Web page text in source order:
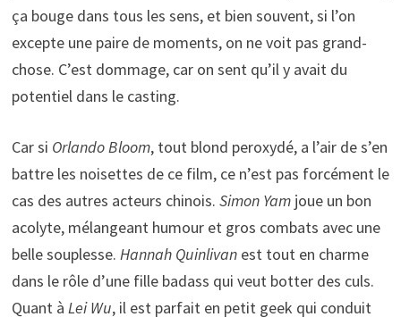
ça bouge dans tous les sens, et bien souvent, si l’on
excepte une paire de moments, on ne voit pas grand-
chose. C’est dommage, car on sent qu’il y avait du
potentiel dans le casting.
Car si Orlando Bloom, tout blond peroxydé, a l’air de s’en
battre les noisettes de ce film, ce n’est pas forcément le
cas des autres acteurs chinois. Simon Yamjoue un bon
acolyte, mélangeant humour et gros combats avec une
belle souplesse. Hannah Quinlivanest tout en charme
dans le rôle d’une fille badass qui veut botter des culs.
Quant à Lei Wu, il est parfait en petit geek qui conduit